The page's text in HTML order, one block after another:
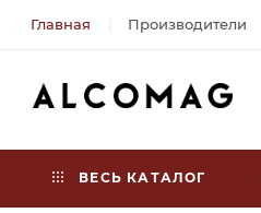
Главная Производители
ВЕСЬ КАТАЛОГ